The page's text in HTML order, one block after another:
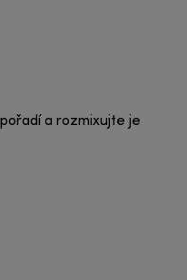
a rozmixujte je